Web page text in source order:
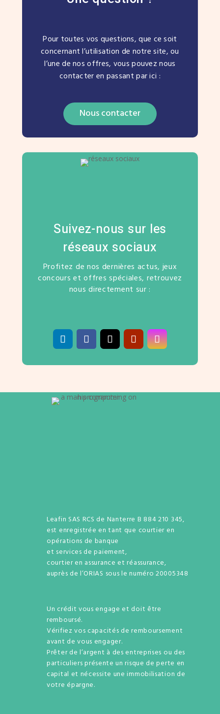
Pour toutes vos questions, que ce soit
concernant l’utilisation de notre site, ou
l’une de nos offres, vous pouvez nous
contacter en passant par ici :
Nous contacter
Suivez-nous sur les
réseaux sociaux
Profitez de nos dernières actus, jeux
concours et offres spéciales, retrouvez
nous directement sur :
Leafin SAS RCS de Nanterre B 884 210 345,
est enregistrée en tant que courtier en
opérations de banque
et services de paiement,
courtier en assurance et réassurance,
auprès de l’ORIAS sous le numéro 20005348
Un crédit vous engage et doit être
remboursé.
Vérifiez vos capacités de remboursement
avant de vous engager.
Prêter de l’argent à des entreprises ou des
particuliers présente un risque de perte en
capital et nécessite une immobilisation de
votre épargne.